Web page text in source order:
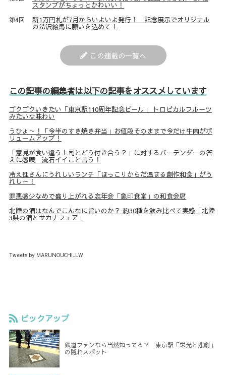
スタンプがちょっとかわいい！
第4回 新1万円札が7月からいよいよ発行！ 記念展示でオリジナル
の渋沢絵馬に願いを込めて！
この連載の一覧へ
この記事の編集者は以下の記事をオススメしています
ゴクゴクいきたい「東京駅110周年記念ビール」 トロピカルフルーツ
みたいな味わい
うひょ～！「今半のすき焼き弁当」お値段そのままで今だけ牛肉がボ
リュームアップ！
「意見が食い違う上司とどう付き合う？」に対するバーテンダーの答
えに感嘆 流石イイこと言う！
冷え性さんにうれしいランチ「ほっこりからだ温まる創作和食」がう
れし～！
罪悪感少なめで盛り上がれる忘年会「象印食堂」の和食会席
北陸の酒はなんでこんなに旨いのか？ 約30種を飲み比べて実感「北陸
3県の酒とサカナフェア」
Tweets by MARUNOUCHI_LW
ピックアップ
鉄道ファンなら当然知ってる？ 東京駅「栄光と悲劇」
の隠れスポット